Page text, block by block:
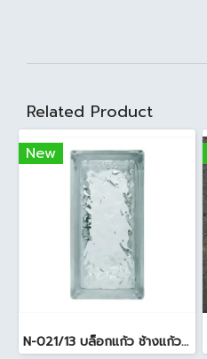
Related Product
New
N-021/13 บล็อกแก้ว ช้างแก้ว WOW แก้วประดับฟ้า ( 24X11.5X8cm )